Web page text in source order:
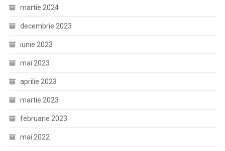
martie 2024
decembrie 2023
iunie 2023
mai 2023
aprilie 2023
martie 2023
februarie 2023
mai 2022